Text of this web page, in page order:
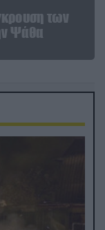
των
Ψάθα